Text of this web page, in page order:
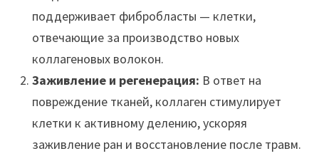
поддерживает фибробласты — клетки,
отвечающие за производство новых
коллагеновых волокон.
Заживление и регенерация: В ответ на
повреждение тканей, коллаген стимулирует
клетки к активному делению, ускоряя
заживление ран и восстановление после травм.